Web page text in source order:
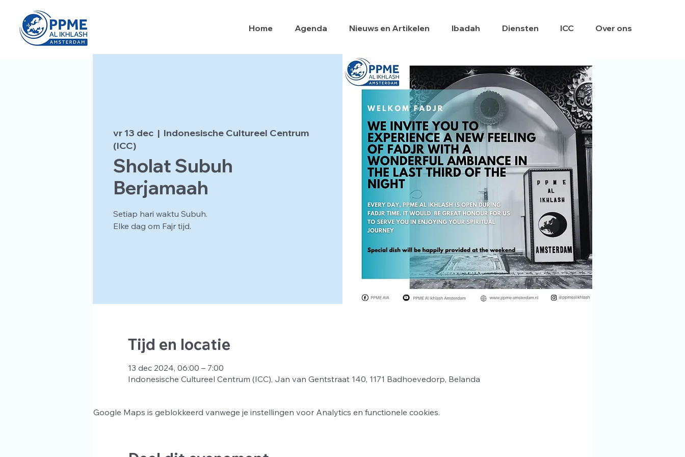
Home Agenda Nieuws en Artikelen Ibadah Diensten ICC Over ons
vr 13 dec
  |
Indonesische Cultureel Centrum
(ICC)
Sholat Subuh
Berjamaah
Setiap hari waktu Subuh.
Elke dag om Fajr tijd.
Tijd en locatie
13 dec 2024, 06:00 – 7:00
Indonesische Cultureel Centrum (ICC), Jan van Gentstraat 140, 1171 Badhoevedorp, Belanda
Google Maps is geblokkeerd vanwege je instellingen voor Analytics en functionele cookies.